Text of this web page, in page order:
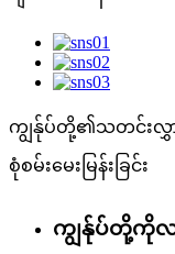
ကျွန်ုပ်တို့၏သတင်းလွှာ
စုံစမ်းမေးမြန်းခြင်း
ကျွန်ုပ်တို့ကိုလ